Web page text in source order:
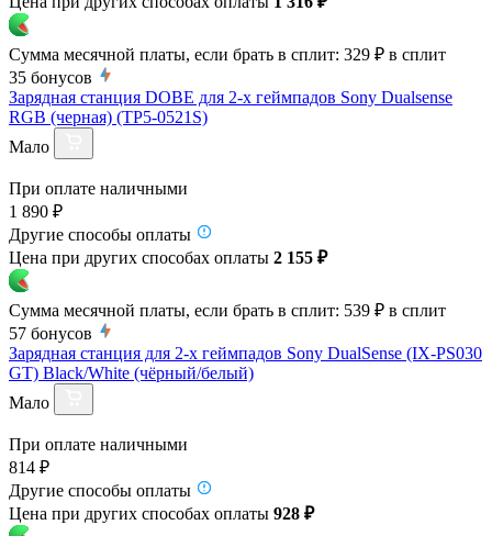
Сумма месячной платы, если брать в сплит: 329 ₽ в сплит
35 бонусов
Зарядная станция DOBE для 2-х геймпадов Sony Dualsense
RGB (черная) (TP5-0521S)
Мало
При оплате наличными
1 890 ₽
Другие способы оплаты
Цена при других способах оплаты 2 155 ₽
Сумма месячной платы, если брать в сплит: 539 ₽ в сплит
57 бонусов
Зарядная станция для 2-х геймпадов Sony DualSense (IX-PS030
GT) Black/White (чёрный/белый)
Мало
При оплате наличными
814 ₽
Другие способы оплаты
Цена при других способах оплаты 928 ₽